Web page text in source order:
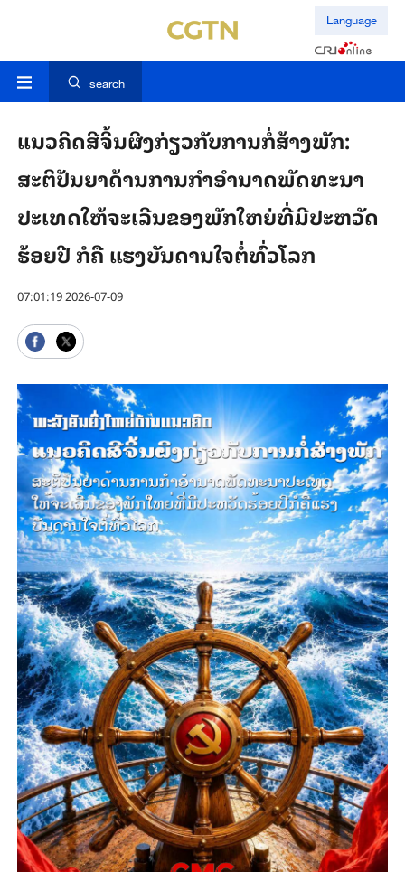
Language
search
ແນວຄິດສີຈິ້ນຜິງກ່ຽວກັບການກໍ່ສ້າງພັກ:
ສະຕິປັນຍາດ້ານການກຳອຳນາດພັດທະນາ
ປະເທດໃຫ້ຈະເລີນຂອງພັກໃຫຍ່ທີ່ມີປະຫວັດ
ຮ້ອຍປີ ກໍຄື ແຮງບັນດານໃຈຕໍ່ທົ່ວໂລກ
07:01:19 2026-07-09